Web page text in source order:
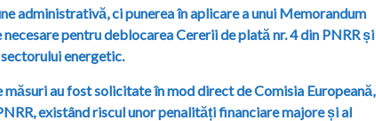
administrativă, ci punerea în aplicare a unui Memorandum
pentru deblocarea Cererii de plată nr. 4 din PNRR și
energetic.
au fost solicitate în mod direct de Comisia Europeană,
existând riscul unor penalități financiare majore și al